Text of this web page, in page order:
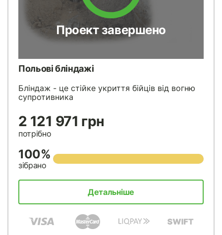
Проект завершено
Польові бліндажі
Бліндаж - це стійке укриття бійців від вогню
супротивника
2 121 971 грн
потрібно
100%
зібрано
Детальніше